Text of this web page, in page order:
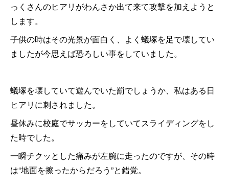
っくさんのヒアリがわんさか出て来て攻撃を加えようと
します。
子供の時はその光景が面白く、よく蟻塚を足で壊してい
ましたが今思えば恐ろしい事をしていました。
蟻塚を壊していて遊んでいた罰でしょうか、私はある日
ヒアリに刺されました。
昼休みに校庭でサッカーをしていてスライディングをし
た時でした。
一瞬チクッとした痛みが左腕に走ったのですが、その時
は“地面を擦ったからだろう”と錯覚。